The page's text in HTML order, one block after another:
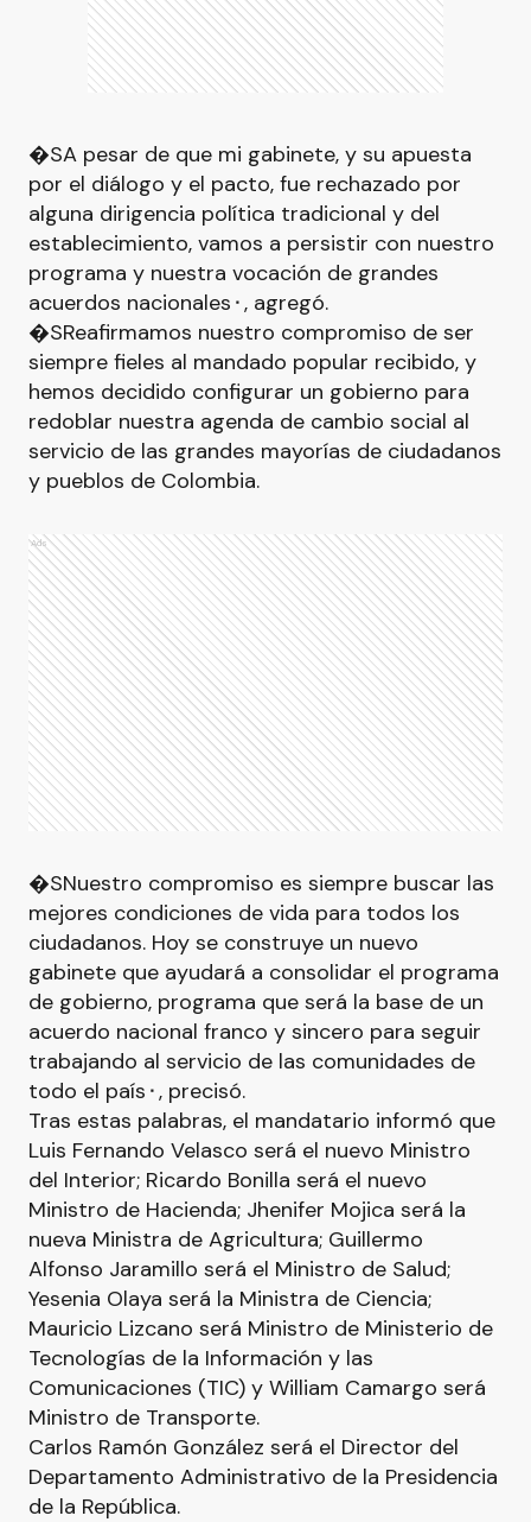
�SA pesar de que mi gabinete, y su apuesta
por el diálogo y el pacto, fue rechazado por
alguna dirigencia política tradicional y del
establecimiento, vamos a persistir con nuestro
programa y nuestra vocación de grandes
acuerdos nacionales⬝, agregó.
�SReafirmamos nuestro compromiso de ser
siempre fieles al mandado popular recibido, y
hemos decidido configurar un gobierno para
redoblar nuestra agenda de cambio social al
servicio de las grandes mayorías de ciudadanos
y pueblos de Colombia.
Ads
�SNuestro compromiso es siempre buscar las
mejores condiciones de vida para todos los
ciudadanos. Hoy se construye un nuevo
gabinete que ayudará a consolidar el programa
de gobierno, programa que será la base de un
acuerdo nacional franco y sincero para seguir
trabajando al servicio de las comunidades de
todo el país⬝, precisó.
Tras estas palabras, el mandatario informó que
Luis Fernando Velasco será el nuevo Ministro
del Interior; Ricardo Bonilla será el nuevo
Ministro de Hacienda; Jhenifer Mojica será la
nueva Ministra de Agricultura; Guillermo
Alfonso Jaramillo será el Ministro de Salud;
Yesenia Olaya será la Ministra de Ciencia;
Mauricio Lizcano será Ministro de Ministerio de
Tecnologías de la Información y las
Comunicaciones (TIC) y William Camargo será
Ministro de Transporte.
Carlos Ramón González será el Director del
Departamento Administrativo de la Presidencia
de la República.